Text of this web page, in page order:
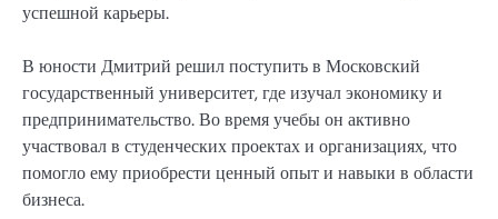
успешной карьеры.
В юности Дмитрий решил поступить в Московский
государственный университет, где изучал экономику и
предпринимательство. Во время учебы он активно
участвовал в студенческих проектах и организациях, что
помогло ему приобрести ценный опыт и навыки в области
бизнеса.